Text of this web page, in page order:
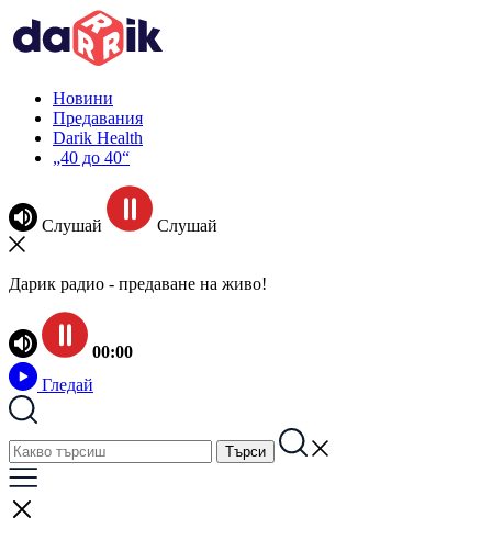
Новини
Предавания
Darik Health
„40 до 40“
Слушай Слушай
Дарик радио - предаване на живо!
00:00
Гледай